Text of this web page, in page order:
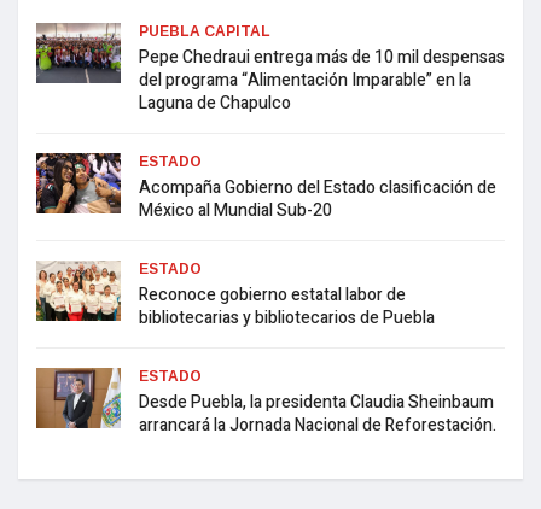
PUEBLA CAPITAL
Pepe Chedraui entrega más de 10 mil despensas
del programa “Alimentación Imparable” en la
Laguna de Chapulco
ESTADO
Acompaña Gobierno del Estado clasificación de
México al Mundial Sub-20
ESTADO
Reconoce gobierno estatal labor de
bibliotecarias y bibliotecarios de Puebla
ESTADO
Desde Puebla, la presidenta Claudia Sheinbaum
arrancará la Jornada Nacional de Reforestación.